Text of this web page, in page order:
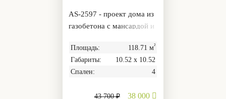
AS-2597 - проект дома из
газобетона с мансардой и
Площадь: 118.71 м²
Габариты:
10.52 х 10.52
Спален:
4
43 700 ₽ 38 000